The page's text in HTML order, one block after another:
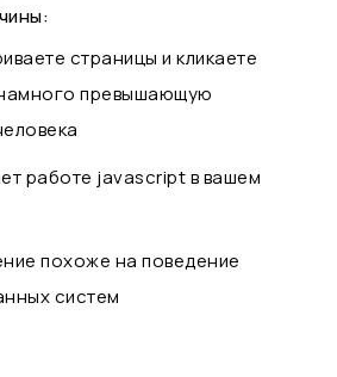
страницы и кликаете
превышающую
работе javascript в вашем
похоже на поведение
систем